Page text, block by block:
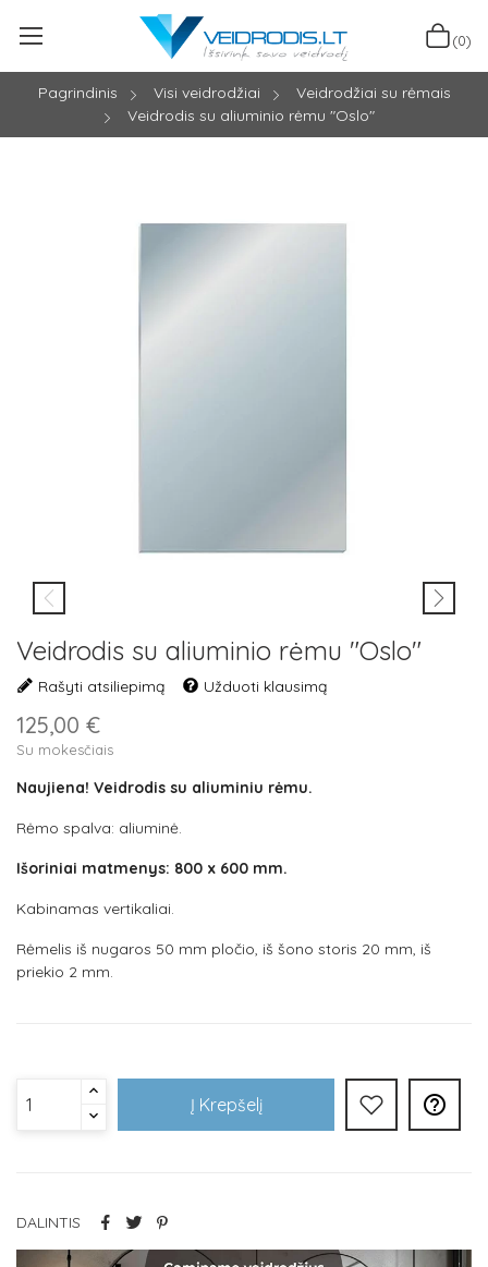
(0)
Pagrindinis Visi veidrodžiai
Veidrodžiai su rėmais
Veidrodis su aliuminio rėmu "Oslo"
Veidrodis su aliuminio rėmu "Oslo"
Rašyti atsiliepimą Užduoti klausimą
125,00 €
Su mokesčiais
Naujiena! Veidrodis su aliuminiu rėmu.
Rėmo spalva: aliuminė.
Išoriniai matmenys: 800 x 600 mm.
Kabinamas vertikaliai.
Rėmelis iš nugaros 50 mm pločio, iš šono storis 20 mm, iš
priekio 2 mm.
Į Krepšelį 
DALINTIS